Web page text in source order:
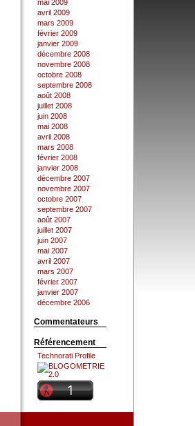
mai 2009
avril 2009
mars 2009
février 2009
janvier 2009
décembre 2008
novembre 2008
octobre 2008
septembre 2008
août 2008
juillet 2008
juin 2008
mai 2008
avril 2008
mars 2008
février 2008
janvier 2008
décembre 2007
novembre 2007
octobre 2007
septembre 2007
août 2007
juillet 2007
juin 2007
mai 2007
avril 2007
mars 2007
février 2007
janvier 2007
décembre 2006
Commentateurs
Référencement
Technorati Profile